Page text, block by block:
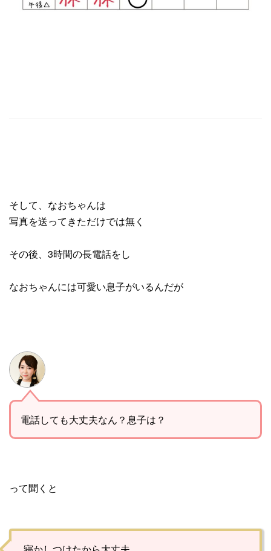
そして、なおちゃんは
写真を送ってきただけでは無く
その後、3時間の長電話をし
なおちゃんには可愛い息子がいるんだが
電話しても大丈夫なん？息子は？
って聞くと